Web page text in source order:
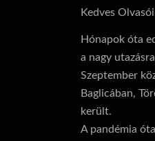
Kedves
Hónapok óta
a nagy
Szeptember
Baglicában,
került.
A pandémia